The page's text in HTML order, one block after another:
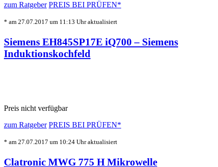
zum Ratgeber PREIS BEI PRÜFEN*
* am 27.07.2017 um 11:13 Uhr aktualisiert
Siemens EH845SP17E iQ700 – Siemens
Induktionskochfeld
Preis nicht verfügbar
zum Ratgeber PREIS BEI PRÜFEN*
* am 27.07.2017 um 10:24 Uhr aktualisiert
Clatronic MWG 775 H Mikrowelle